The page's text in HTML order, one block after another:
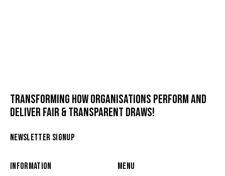
TRANSFORMING HOW ORGANISATIONS PERFORM AND
DELIVER FAIR & TRANSPARENT DRAWS!
NEWSLETTER SIGNUP
INFORMATION MENU